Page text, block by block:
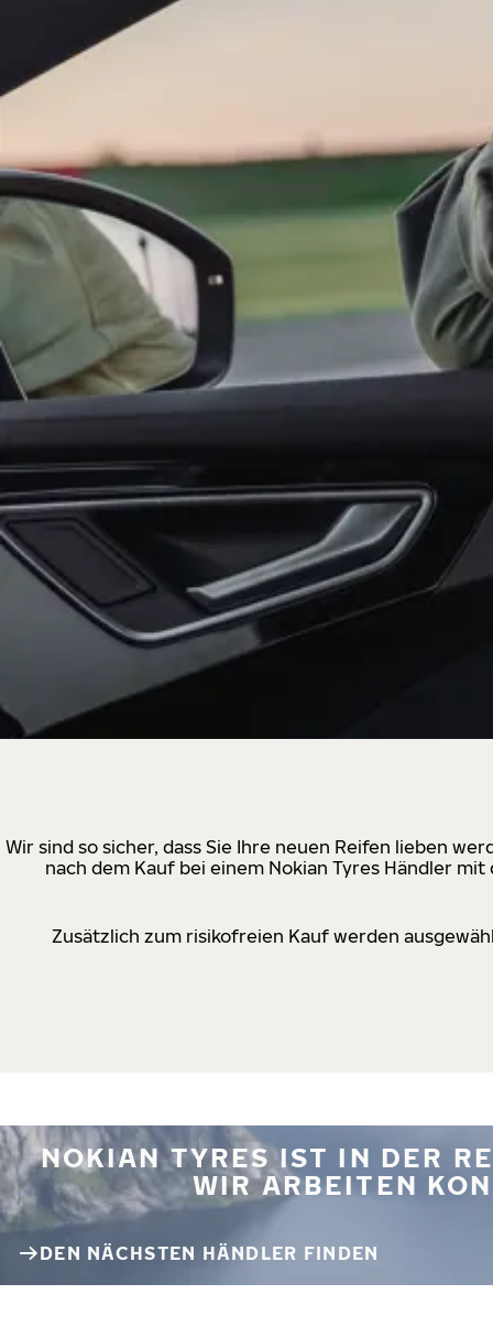
Wir sind so sicher, dass Sie Ihre neuen Reifen lieben
nach dem Kauf bei einem Nokian Tyres Händler
Zusätzlich zum risikofreien Kauf werden
NOKIAN TYRES IST IN DER
WIR ARBEITEN
DEN NÄCHSTEN HÄNDLER FINDEN